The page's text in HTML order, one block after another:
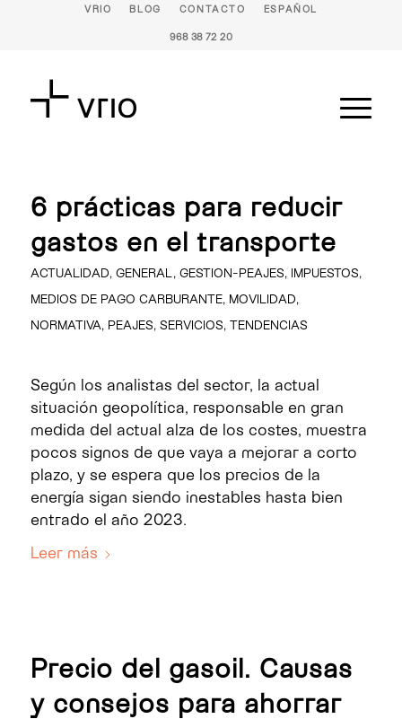
VRIO BLOG CONTACTO ESPAÑOL
968 38 72 20
6 prácticas para reducir
gastos en el transporte
ACTUALIDAD, GENERAL , GESTION-PEAJES, IMPUESTOS,
MEDIOS DE PAGO CARBURANTE, MOVILIDAD,
NORMATIVA, PEAJES, SERVICIOS, TENDENCIAS
Según los analistas del sector, la actual
situación geopolítica, responsable en gran
medida del actual alza de los costes, muestra
pocos signos de que vaya a mejorar a corto
plazo, y se espera que los precios de la
energía sigan siendo inestables hasta bien
entrado el año 2023.
Leer más
Precio del gasoil. Causas
y consejos para ahorrar